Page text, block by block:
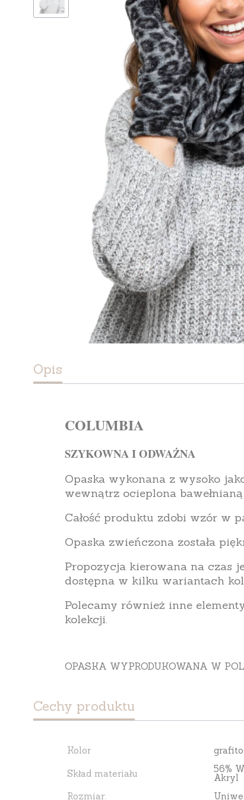
Opis
COLUMBIA
SZYKOWNA I ODWAŻNA
Opaska wykonana z wysoko
wewnątrz ocieplona
Całość produktu zdobi wzór w
Opaska zwieńczona została
Propozycja kierowana na czas
dostępna w kilku wariantach
Polecamy również inne
kolekcji.
OPASKA WYPRODUKOWANA W
Cechy produktu
Kolor
Skład materiału 56%
Akryl
Rozmiar: